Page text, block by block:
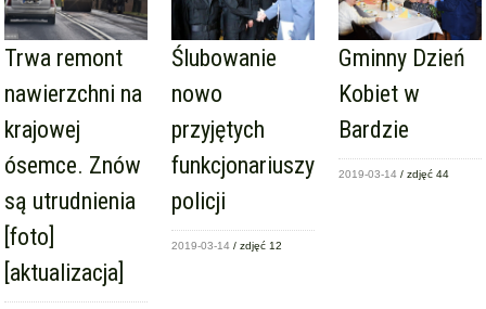
Trwa remont
nawierzchni na
krajowej
ósemce. Znów
są utrudnienia
[foto]
[aktualizacja]
Ślubowanie
nowo
przyjętych
funkcjonariuszy
policji
2019-03-14 / zdjęć 12
Gminny Dzień
Kobiet w
Bardzie
2019-03-14 / zdjęć 44